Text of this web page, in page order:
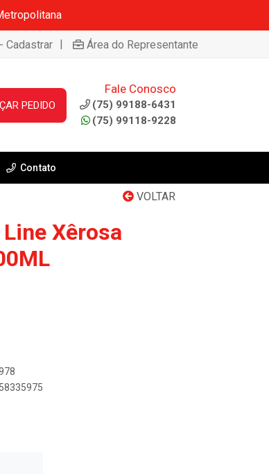
Cadastrar | Área do Representante
PEDIDO
Fale Conosco
(75) 99188-6431
(75) 99118-9228
Contato
VOLTAR
Xêrosa